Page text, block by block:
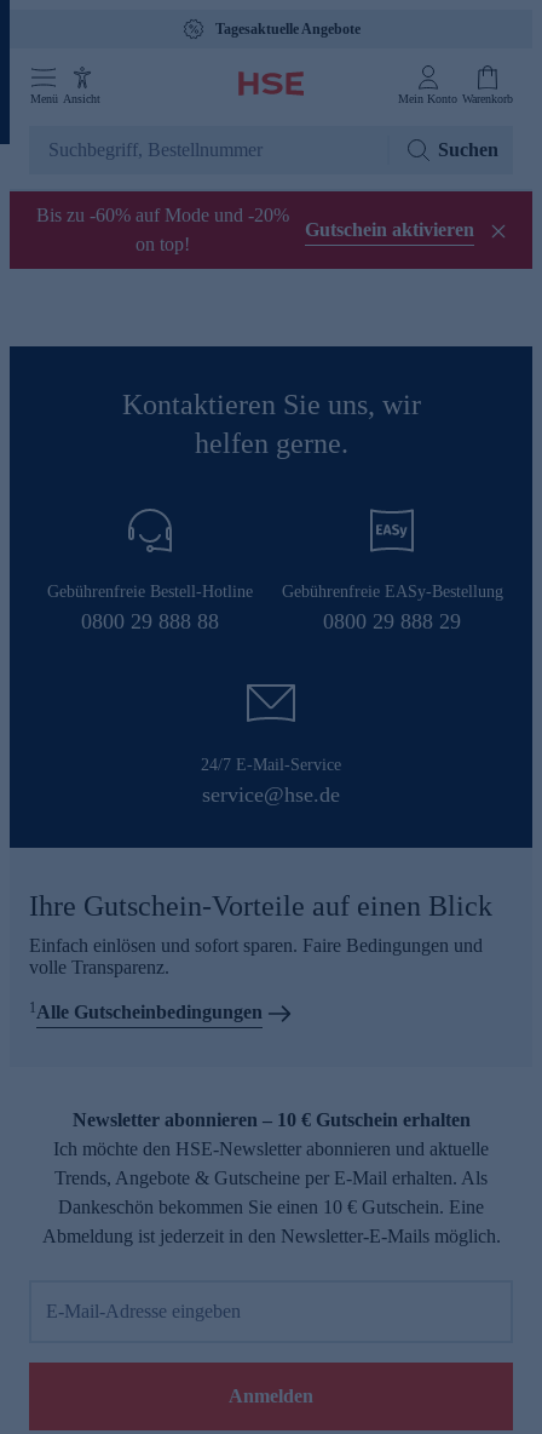
Tagesaktuelle Angebote
Menü Ansicht Mein Konto Warenkorb
Suchen
Bis zu -60% auf Mode und -20%
on top!
Gutschein aktivieren
Kontaktieren Sie uns, wir
helfen gerne.
Gebührenfreie Bestell-Hotline
0800 29 888 88
Gebührenfreie EASy-Bestellung
0800 29 888 29
24/7 E-Mail-Service
service@hse.de
Ihre Gutschein-Vorteile auf einen Blick
Einfach einlösen und sofort sparen. Faire Bedingungen und
volle Transparenz.
1Alle Gutscheinbedingungen
Newsletter abonnieren – 10 € Gutschein erhalten
Ich möchte den HSE-Newsletter abonnieren und aktuelle
Trends, Angebote & Gutscheine per E-Mail erhalten. Als
Dankeschön bekommen Sie einen 10 € Gutschein. Eine
Abmeldung ist jederzeit in den Newsletter-E-Mails möglich.
E-Mail-Adresse eingeben
Anmelden